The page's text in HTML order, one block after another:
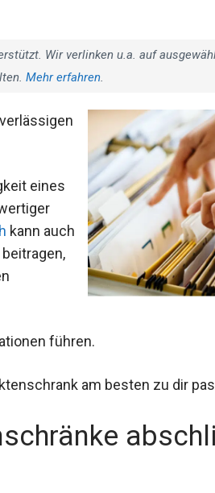
Wir verlinken u.a. auf
Mehr erfahren.
eines
kann auch
führen.
am besten zu dir